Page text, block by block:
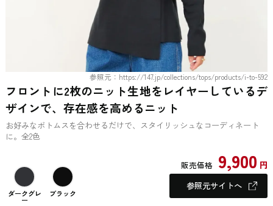
参照元：https://147.jp/collections/tops/products/i-to-592
フロントに2枚のニット生地をレイヤーしているデ
ザインで、存在感を高めるニット
お好みなボトムスを合わせるだけで、スタイリッシュなコーディネート
に。全2色
ダークグレ
ー
ブラック
販売価格 9,900 円
参照元サイトへ